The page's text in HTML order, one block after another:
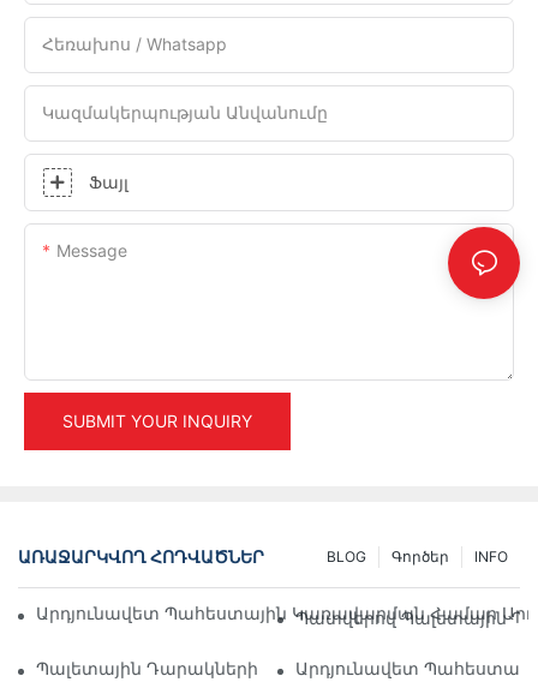
Հեռախոս / Whatsapp
Կազմակերպության Անվանումը
Ֆայլ
Message
SUBMIT YOUR INQUIRY
ԱՌԱՋԱՐԿՎՈՂ ՀՈԴՎԱԾՆԵՐ INFO
Գործեր
BLOG
Արդյունավետ Պահեստային Կառավարման Համար
Պատվերով Պալետային
Պալետային Դարակների Լուծումների Ապագան.
Արդյունավետ